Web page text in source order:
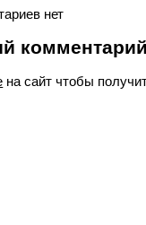
нет
на сайт чтобы